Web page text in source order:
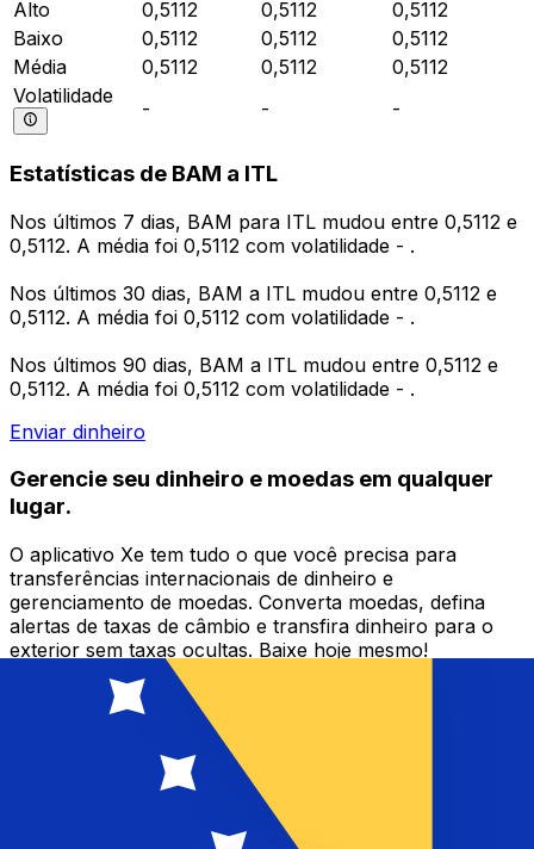
Alto
0,5112 0,5112
0,5112
Baixo
0,5112 0,5112
0,5112
Média
0,5112 0,5112
0,5112
Volatilidade
- - -
Estatísticas de BAM a ITL
Nos últimos 7 dias, BAM para ITL mudou entre 0,5112 e
0,5112. A média foi 0,5112 com volatilidade - .
Nos últimos 30 dias, BAM a ITL mudou entre 0,5112 e
0,5112. A média foi 0,5112 com volatilidade - .
Nos últimos 90 dias, BAM a ITL mudou entre 0,5112 e
0,5112. A média foi 0,5112 com volatilidade - .
Enviar dinheiro
Gerencie seu dinheiro e moedas em qualquer
lugar.
O aplicativo Xe tem tudo o que você precisa para
transferências internacionais de dinheiro e
gerenciamento de moedas. Converta moedas, defina
alertas de taxas de câmbio e transfira dinheiro para o
exterior sem taxas ocultas. Baixe hoje mesmo!